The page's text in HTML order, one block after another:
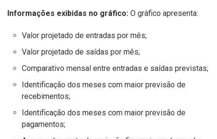
Informações exibidas no gráfico: O gráfico apresenta:
Valor projetado de entradas por mês;
Valor projetado de saídas por mês;
Comparativo mensal entre entradas e saídas previstas;
Identificação dos meses com maior previsão de
recebimentos;
Identificação dos meses com maior previsão de
pagamentos;